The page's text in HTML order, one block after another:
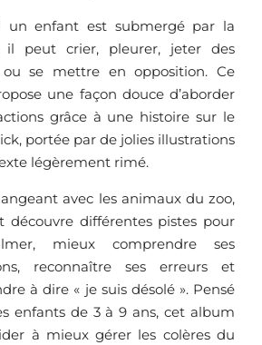
un enfant est submergé par la
il peut crier, pleurer, jeter des
se mettre en opposition. Ce
une façon douce d’aborder
grâce à une histoire sur le
portée par de jolies illustrations
légèrement rimé.
avec les animaux du zoo,
découvre différentes pistes pour
mieux comprendre ses
reconnaître ses erreurs et
à dire « je suis désolé ». Pensé
enfants de 3 à 9 ans, cet album
à mieux gérer les colères du